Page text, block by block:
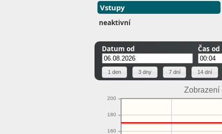
Vstupy
neaktivní
Datum od Čas od
Zobrazení
160
180
200